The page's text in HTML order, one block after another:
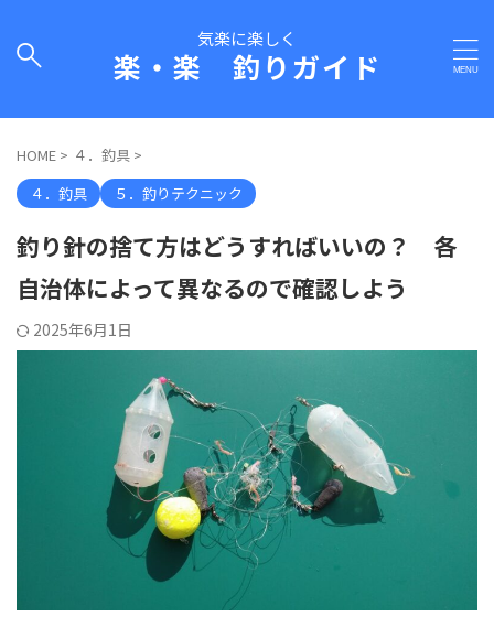
気楽に楽しく
楽・楽 釣りガイド
HOME > ４．釣具 >
４．釣具
５．釣りテクニック
釣り針の捨て方はどうすればいいの？ 各
自治体によって異なるので確認しよう
2025年6月1日